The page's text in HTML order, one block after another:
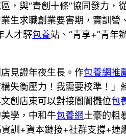
，與“青創十條”協同發力
生求職創業要害期，實訓
人才驛包養站、“青享+”青年
見證年夜生長。作包養網推
失衡壓力！我需要校準！
創店東可以對接闤闠攤位包
學，中和牛包養網土豪的粗
訓+資本鏈接+社群支撐+連